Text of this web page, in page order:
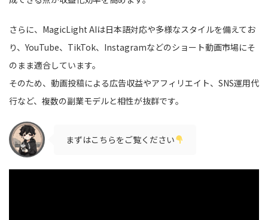
さらに、MagicLight AIは日本語対応や多様なスタイルを備えてお
り、YouTube、TikTok、Instagramなどのショート動画市場にそ
のまま適合しています。
そのため、動画投稿による広告収益やアフィリエイト、SNS運用代
行など、複数の副業モデルと相性が抜群です。
まずはこちらをご覧ください